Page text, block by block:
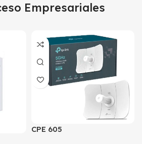
Empresariales
CPE 605